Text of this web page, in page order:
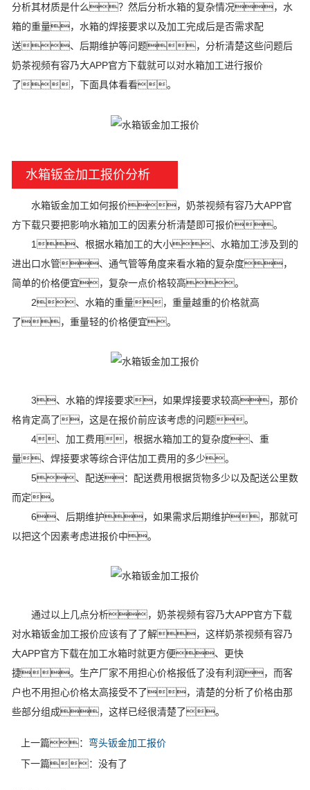
分析其材质是什么？然后分析水箱的复杂情况，水
箱的重量，水箱的焊接要求以及加工完成后是否需求配
送、后期维护等问题，分析清楚这些问题后
奶茶视频有容乃大APP官方下载就可以对水箱加工进行报价
了，下面具体看看。
水箱钣金加工报价分析
水箱钣金加工如何报价，奶茶视频有容乃大APP官
方下载只要把影响水箱加工的因素分析清楚即可报价。
1、根据水箱加工的大小、水箱加工涉及到的
进出口水管、通气管等角度来看水箱的复杂度，
简单的价格便宜，复杂一点价格较高。
2、水箱的重量，重量越重的价格就高
了，重量轻的价格便宜。
3、水箱的焊接要求，如果焊接要求较高，那价
格肯定高了，这是在报价前应该考虑的问题。
4、加工费用，根据水箱加工的复杂度、重
量、焊接要求等综合评估加工费用的多少。
5、配送：配送费用根据货物多少以及配送公里数
而定。
6、后期维护，如果需求后期维护，那就可
以把这个因素考虑进报价中。
通过以上几点分析，奶茶视频有容乃大APP官方下载
对水箱钣金加工报价应该有了了解，这样奶茶视频有容乃
大APP官方下载在加工水箱时就更方便、更快
捷。生产厂家不用担心价格报低了没有利润，而客
户也不用担心价格太高接受不了，清楚的分析了价格由那
些部分组成，这样已经很清楚了。
上一篇： 弯头钣金加工报价
下一篇：没有了